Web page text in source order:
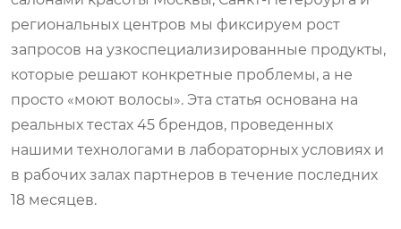
региональных центров мы фиксируем рост
запросов на узкоспециализированные продукты,
которые решают конкретные проблемы, а не
просто «моют волосы». Эта статья основана на
реальных тестах 45 брендов, проведенных
нашими технологами в лабораторных условиях и
в рабочих залах партнеров в течение последних
18 месяцев.